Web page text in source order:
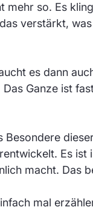
mehr so. Es
verstärkt,
es dann
Ganze ist
Besondere
Es
macht. Das
mal